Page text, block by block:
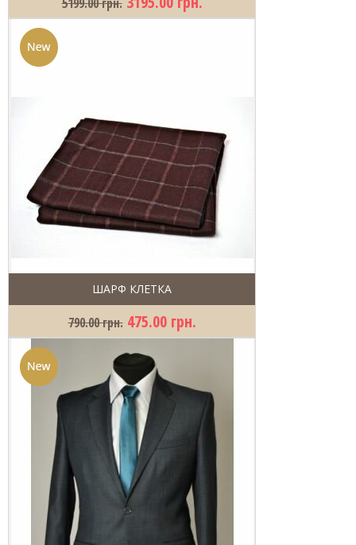
ШАРФ КЛЕТКА
790.00 грн. 475.00 грн.